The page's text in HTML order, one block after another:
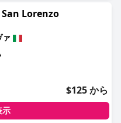
そして高い水準の清潔さで
、趣味の良い家具と、冷蔵
行き届いたアメニティが備
の広さや騒音の問題を指摘
室が快適で設備が整ってい
はホテルの完璧な衛生状態
め称えています。これは
るく魅力的な雰囲気を作り
Lorenzo
ァ
$125 から
示